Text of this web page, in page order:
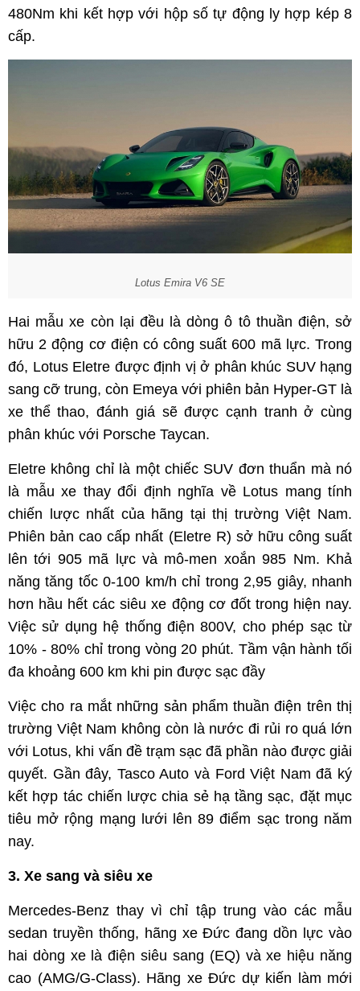
480Nm khi kết hợp với hộp số tự động ly hợp kép 8
cấp.
Lotus Emira V6 SE
Hai mẫu xe còn lại đều là dòng ô tô thuần điện, sở
hữu 2 động cơ điện có công suất 600 mã lực. Trong
đó, Lotus Eletre được định vị ở phân khúc SUV hạng
sang cỡ trung, còn Emeya với phiên bản Hyper-GT là
xe thể thao, đánh giá sẽ được cạnh tranh ở cùng
phân khúc với Porsche Taycan.
Eletre không chỉ là một chiếc SUV đơn thuẩn mà nó
là mẫu xe thay đổi định nghĩa về Lotus mang tính
chiến lược nhất của hãng tại thị trường Việt Nam.
Phiên bản cao cấp nhất (Eletre R) sở hữu công suất
lên tới 905 mã lực và mô-men xoắn 985 Nm. Khả
năng tăng tốc 0-100 km/h chỉ trong 2,95 giây, nhanh
hơn hầu hết các siêu xe động cơ đốt trong hiện nay.
Việc sử dụng hệ thống điện 800V, cho phép sạc từ
10% - 80% chỉ trong vòng 20 phút. Tầm vận hành tối
đa khoảng 600 km khi pin được sạc đầy
Việc cho ra mắt những sản phẩm thuần điện trên thị
trường Việt Nam không còn là nước đi rủi ro quá lớn
với Lotus, khi vấn đề trạm sạc đã phần nào được giải
quyết. Gần đây, Tasco Auto và Ford Việt Nam đã ký
kết hợp tác chiến lược chia sẻ hạ tầng sạc, đặt mục
tiêu mở rộng mạng lưới lên 89 điểm sạc trong năm
nay.
3. Xe sang và siêu xe
Mercedes-Benz thay vì chỉ tập trung vào các mẫu
sedan truyền thống, hãng xe Đức đang dồn lực vào
hai dòng xe là điện siêu sang (EQ) và xe hiệu năng
cao (AMG/G-Class). Hãng xe Đức dự kiến làm mới